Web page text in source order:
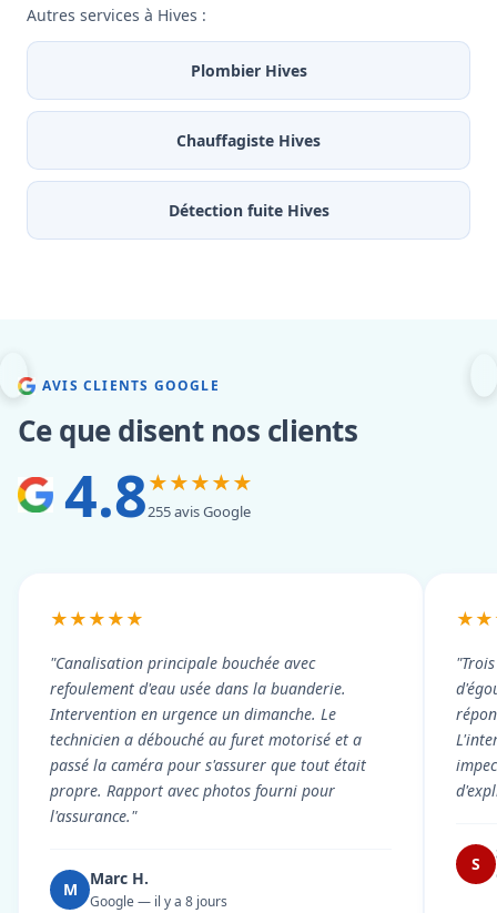
Autres services à Hives :
Plombier Hives
Chauffagiste Hives
Détection fuite Hives
AVIS CLIENTS GOOGLE
Ce que disent nos clients
4.8★★★★★
255 avis Google
★★★★★
"Canalisation principale bouchée avec
refoulement d'eau usée dans la buanderie.
Intervention en urgence un dimanche. Le
technicien a débouché au furet motorisé et a
passé la caméra pour s'assurer que tout était
propre. Rapport avec photos fourni pour
l'assurance."
M
Marc H.
Google — il y a 8 jours
S